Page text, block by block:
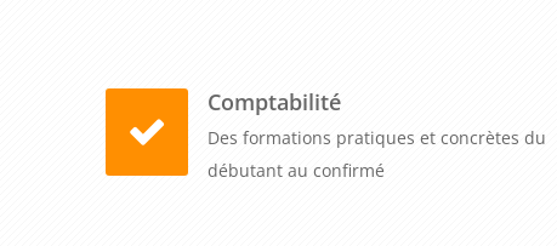
Comptabilité
Des formations pratiques et concrètes du
débutant au confirmé